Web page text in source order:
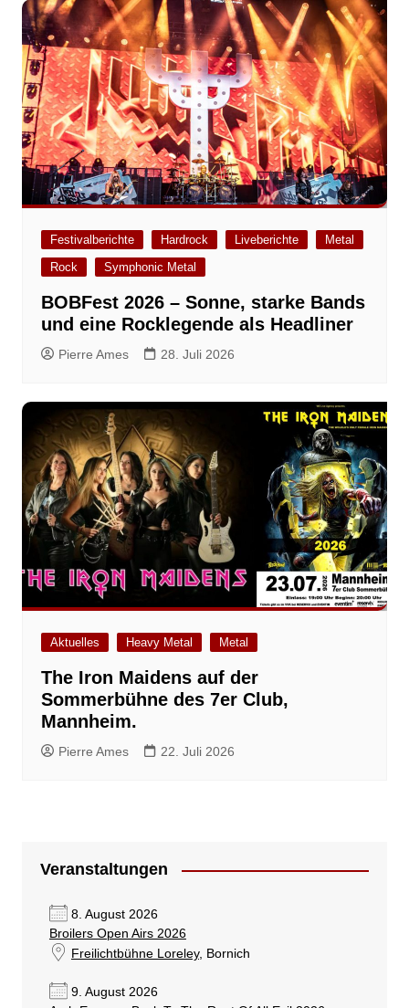
Festivalberichte Hardrock Liveberichte
Metal
Rock
Symphonic Metal
BOBFest 2026 – Sonne, starke Bands
und eine Rocklegende als Headliner
Pierre Ames 28. Juli 2026
Aktuelles Heavy Metal Metal
The Iron Maidens auf der
Sommerbühne des 7er Club,
Mannheim.
Pierre Ames 22. Juli 2026
Veranstaltungen
8. August 2026
Broilers Open Airs 2026
Freilichtbühne Loreley, Bornich
9. August 2026